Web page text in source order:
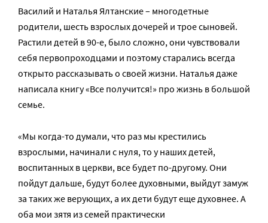
Василий и Наталья Ялтанские – многодетные
родители, шесть взрослых дочерей и трое сыновей.
Растили детей в 90-е, было сложно, они чувствовали
себя первопроходцами и поэтому старались всегда
открыто рассказывать о своей жизни. Наталья даже
написала книгу «Все получится!» про жизнь в большой
семье.
«Мы когда-то думали, что раз мы крестились
взрослыми, начинали с нуля, то у наших детей,
воспитанных в церкви, все будет по-другому. Они
пойдут дальше, будут более духовными, выйдут замуж
за таких же верующих, а их дети будут еще духовнее. А
оба мои зятя из семей практически